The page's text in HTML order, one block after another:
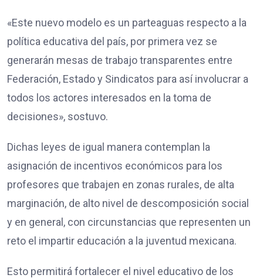
«Este nuevo modelo es un parteaguas respecto a la
política educativa del país, por primera vez se
generarán mesas de trabajo transparentes entre
Federación, Estado y Sindicatos para así involucrar a
todos los actores interesados en la toma de
decisiones», sostuvo.
Dichas leyes de igual manera contemplan la
asignación de incentivos económicos para los
profesores que trabajen en zonas rurales, de alta
marginación, de alto nivel de descomposición social
y en general, con circunstancias que representen un
reto el impartir educación a la juventud mexicana.
Esto permitirá fortalecer el nivel educativo de los